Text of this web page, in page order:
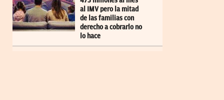
al IMV pero la mitad
de las familias con
derecho a cobrarlo no
lo hace